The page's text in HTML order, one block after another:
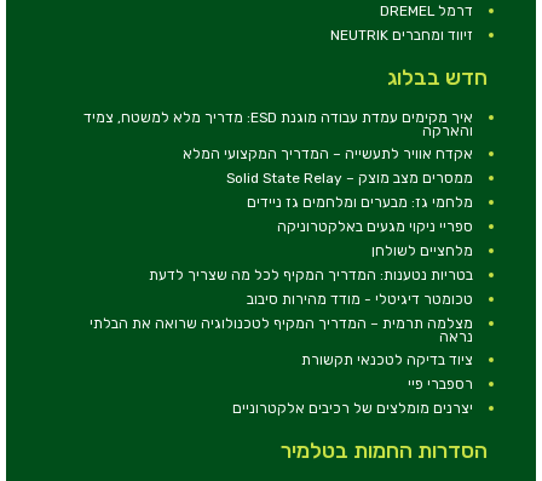
דרמל DREMEL
זיווד ומחברים NEUTRIK
חדש בבלוג
איך מקימים עמדת עבודה מוגנת ESD: מדריך מלא למשטח, צמיד
והארקה
אקדח אוויר לתעשייה – המדריך המקצועי המלא
ממסרים מצב מוצק – Solid State Relay
מלחמי גז: מבערים ומלחמים גז ניידים
ספריי ניקוי מגעים באלקטרוניקה
מלחציים לשולחן
בטריות נטענות: המדריך המקיף לכל מה שצריך לדעת
טכומטר דיגיטלי - מודד מהירות סיבוב
מצלמה תרמית – המדריך המקיף לטכנולוגיה שרואה את הבלתי
נראה
ציוד בדיקה לטכנאי תקשורת
רספברי פיי
יצרנים מומלצים של רכיבים אלקטרוניים
הסדרות החמות בטלמיר